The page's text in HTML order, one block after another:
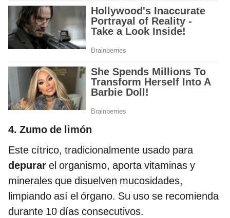
4. Zumo de limón
Este cítrico, tradicionalmente usado para
depurar el organismo, aporta vitaminas y
minerales que disuelven mucosidades,
limpiando así el órgano. Su uso se recomienda
durante 10 días consecutivos.